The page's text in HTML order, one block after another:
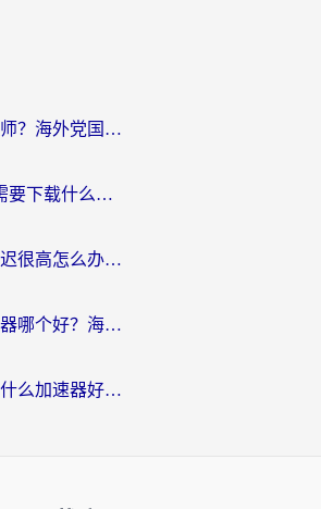
德国怎么玩最强祖师？海外党国服游戏加速器选择全攻略（附宝可梦Online实测）
在国外玩QQ飞车需要下载什么加速器呢？海外党亲测有效的国服游戏加速指南
雪糕工厂国外玩延迟很高怎么办？海外玩家国服游戏加速终极攻略（附实测推荐）
打江南百景图加速器哪个好？海外党踩坑N次后，终于找到不卡的秘诀
非洲玩装甲战争用什么加速器好？海外党亲测有效的国服游戏加速方案